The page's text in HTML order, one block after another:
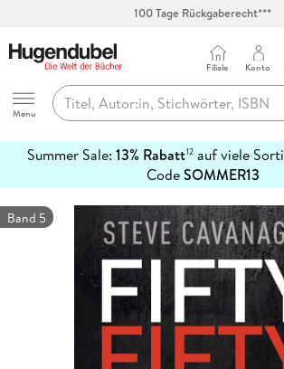
100 Tage Rückgaberecht***
Hugendubel
Menu
Filiale Konto
Summer Sale: 13% Rabatt12auf viele
CodeSOMMER13
erfahren
Band 5